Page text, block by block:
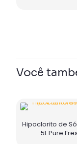
Você
Hipoclorito de
5L Pure